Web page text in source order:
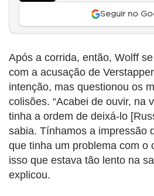
Seguir no
Após a corrida, então, Wolff
com a acusação de
intenção, mas questionou os
colisões. “Acabei de ouvir, na
tinha a ordem de deixá-lo
sabia. Tínhamos a impressão
que tinha um problema com o
isso que estava tão lento na
explicou.